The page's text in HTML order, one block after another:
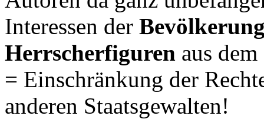
Interessen der
Herrscherfiguren aus
= Einschränkung der
anderen Staatsgewalten!